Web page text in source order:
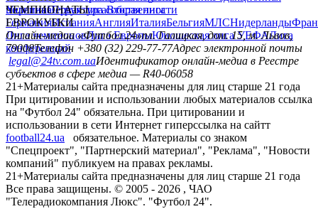
политикаСтруктура собственности
УкраинаПервая лигаВторая лига
ЧЕМПИОНАТЫ
ГерманияИспанияАнглияИталияБельгияМЛСНидерланды
ЕВРОКУБКИ
Лига чемпионовЛига ЕвропыЮношеская лига УЕФАЛига
конференций
Онлайн-медиа «Футбол 24»пл. Галицкая, дом. 15, м. Львов,
79008Телефон +380 (32) 229-77-77Адрес электронной почты
legal@24tv.com.uaИдентификатор онлайн-медиа в Реестре
субъектов в сфере медиа — R40-06058
21+Материалы сайта предназначены для лиц старше 21 года
При цитировании и использовании любых материалов ссылка
на "Футбол 24" обязательна. При цитировании и
использовании в сети Интернет гиперссылка на сайтт
football24.ua
обязательное. Материалы со знаком
"Спецпроект", "Партнерский материал", "Реклама", "Новости
компаний" публикуем на правах рекламы.
21+Материалы сайта предназначены для лиц старше 21 года
Все права защищены. © 2005 - 2026 , ЧАО
"Телерадиокомпания Люкс". "Футбол 24".